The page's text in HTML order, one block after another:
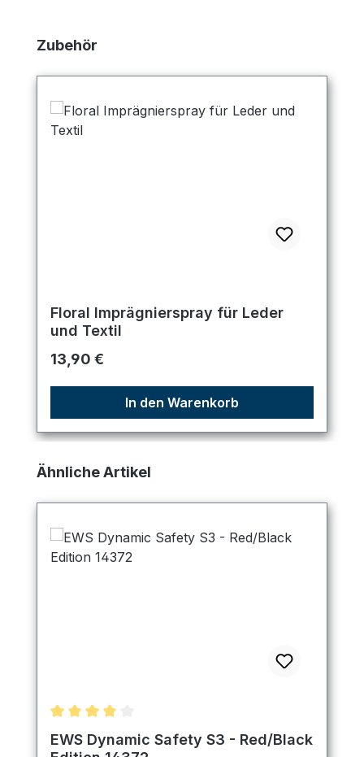
Produktgalerie überspringen
Zubehör
Floral Imprägnierspray für Leder
und Textil
Regulärer Preis:
13,90 €
In den Warenkorb
Produktgalerie überspringen
Ähnliche Artikel
Durchschnittliche Bewertung von 4 von 5 Sternen
EWS Dynamic Safety S3 - Red/Black